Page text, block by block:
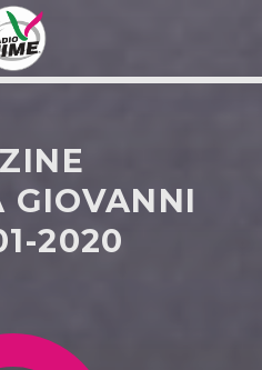
SITO WEB:
GIOVANNI
2020